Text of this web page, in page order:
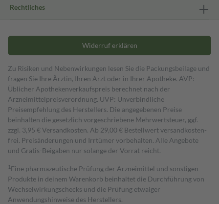
Rechtliches
Widerruf erklären
Zu Risiken und Nebenwirkungen lesen Sie die Packungsbeilage und
fragen Sie Ihre Ärztin, Ihren Arzt oder in Ihrer Apotheke. AVP:
Üblicher Apothekenverkaufspreis berechnet nach der
Arzneimittelpreisverordnung. UVP: Unverbindliche
Preisempfehlung des Herstellers. Die angegebenen Preise
beinhalten die gesetzlich vorgeschriebene Mehrwertsteuer, ggf.
zzgl. 3,95 € Versandkosten. Ab 29,00 € Bestell­wert versand­kosten­
frei. Preisänderungen und Irrtümer vorbehalten. Alle Angebote
und Gratis-Beigaben nur solange der Vorrat reicht.
1 Eine pharmazeutische Prüfung der Arzneimittel und sonstigen
Produkte in deinem Warenkorb beinhaltet die Durchführung von
Wechselwirkungschecks und die Prüfung etwaiger
Anwendungshinweise des Herstellers.